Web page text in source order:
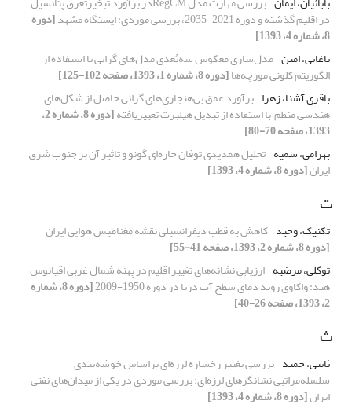
در اقلیم گذشته و دوره 2021-2035، بررسی موردی: ایستگاه مشهد [دوره
8، شماره 4، 1393]
باغانی، امین مدل‌سازی معکوس سه‌بُعدی مدل‌های گرانی با استفاده از
الگوریتم کلونی مورچه‌‌ها[دوره 8، شماره 1، 1393، صفحه 102-125]
باقری آشنا، زهرا برآورد عمق بی‌هنجاری‌های گرانی حاصل از شکل‌های
هندسی منظم با استفاده از تبدیل هیلبرت تغییریافته [دوره 8، شماره 2،
1393، صفحه 70-80]
بهرامی، سمیه تحلیل همدیدی توفان حاره‌ای گونو و تاثیر آن بر جنوب‌ شرق
ایران[دوره 8، شماره 4، 1393]
ت
تکنیک، وحید کاهش به قطب دیفرانسیلی نقشه مغناطیس هوایی ایران
[دوره 8، شماره 2، 1393، صفحه 41-55]
توکلی، مرضیه ارزیابی نشانه‌های تغییر اقلیم در پهنه شمال غربی اقیانوس
هند: واکاوی روند دمای سطح آب دریا در دوره 1950-2009 [دوره 8، شماره
2، 1393، صفحه 26-40]
ث
ثابتی، حمید بررسی تغییر رخساره لرزه‌ای براساس خوشه‌بندی
سلسله‌مراتبی نشانگرهای لرزه‌ای: بررسی موردی در یکی از میدان‌های نفتی
ایران[دوره 8، شماره 4، 1393]